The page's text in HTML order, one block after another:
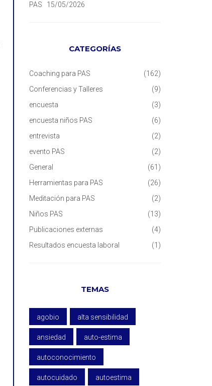
PAS
15/05/2026
CATEGORÍAS
Coaching para PAS
(162)
Conferencias y Talleres
(9)
encuesta
(3)
encuesta niños PAS
(6)
entrevista
(2)
evento PAS
(2)
General
(61)
Herramientas para PAS
(26)
Meditación para PAS
(2)
Niños PAS
(13)
Publicaciones externas
(4)
Resultados encuesta laboral
(1)
TEMAS
agobio alta sensibilidad
ansiedad auto-estima
autoconocimiento
autocuidado autoestima